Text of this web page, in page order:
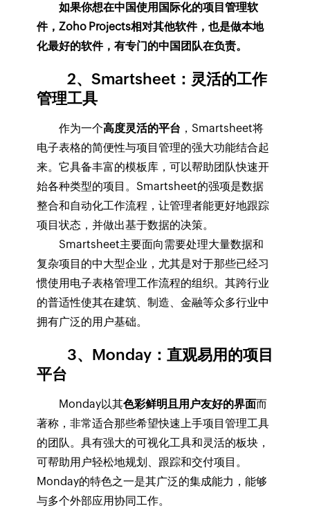
如果你想在中国使用国际化的项目管理软
件，Zoho Projects相对其他软件，也是做本地
化最好的软件，有专门的中国团队在负责。
2、Smartsheet：灵活的工作
管理工具
作为一个高度灵活的平台 ，Smartsheet将
电子表格的简便性与项目管理的强大功能结合起
来。它具备丰富的模板库，可以帮助团队快速开
始各种类型的项目。Smartsheet的强项是数据
整合和自动化工作流程，让管理者能更好地跟踪
项目状态，并做出基于数据的决策。
Smartsheet主要面向需要处理大量数据和
复杂项目的中大型企业，尤其是对于那些已经习
惯使用电子表格管理工作流程的组织。其跨行业
的普适性使其在建筑、制造、金融等众多行业中
拥有广泛的用户基础。
3、Monday：直观易用的项目
平台
Monday以其色彩鲜明且用户友好的界面而
著称，非常适合那些希望快速上手项目管理工具
的团队。具有强大的可视化工具和灵活的板块，
可帮助用户轻松地规划、跟踪和交付项目。
Monday的特色之一是其广泛的集成能力，能够
与多个外部应用协同工作。